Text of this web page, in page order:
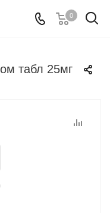
0
табл 25мг